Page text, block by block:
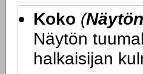
Koko (
Näytön
halkaisijan